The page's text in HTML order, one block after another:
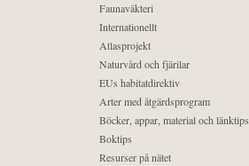
Faunaväkteri
Internationellt
Atlasprojekt
Naturvård och fjärilar
EUs habitatdirektiv
Arter med åtgärdsprogram
Böcker, appar, material och länktips
Boktips
Resurser på nätet